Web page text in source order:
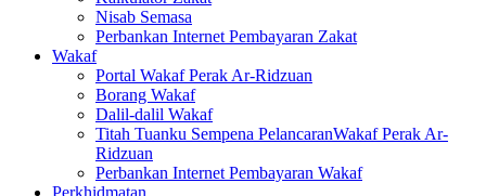
Nisab Semasa
Perbankan Internet Pembayaran Zakat
Wakaf
Portal Wakaf Perak Ar-Ridzuan
Borang Wakaf
Dalil-dalil Wakaf
Titah Tuanku Sempena PelancaranWakaf Perak Ar-
Ridzuan
Perbankan Internet Pembayaran Wakaf